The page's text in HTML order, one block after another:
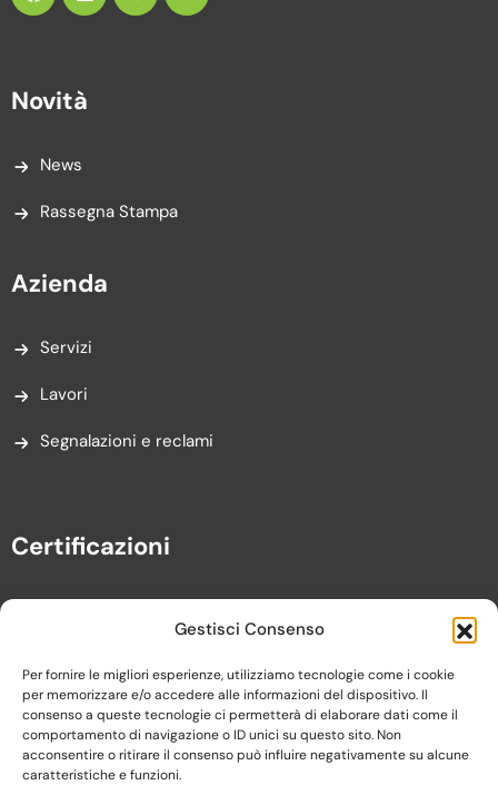
Gestisci Consenso
Per fornire le migliori esperienze, utilizziamo tecnologie come i cookie
per memorizzare e/o accedere alle informazioni del dispositivo. Il
consenso a queste tecnologie ci permetterà di elaborare dati come il
comportamento di navigazione o ID unici su questo sito. Non
acconsentire o ritirare il consenso può influire negativamente su alcune
caratteristiche e funzioni.
Novità
News
Rassegna Stampa
Azienda
Servizi
Lavori
Segnalazioni e reclami
Certificazioni